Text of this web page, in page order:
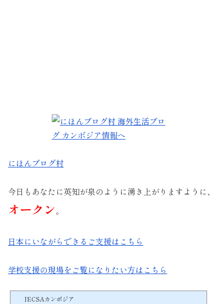
にほんブログ村
今日もあなたに英知が泉のように湧き上がりますように、
オークン。
日本にいながらできるご支援はこちら
学校支援の現場をご覧になりたい方はこちら
JECSAカンボジア